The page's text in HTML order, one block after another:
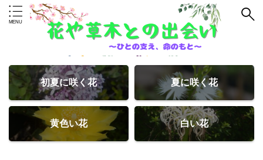
初夏に咲く花 夏に咲く花
黄色い花 白い花